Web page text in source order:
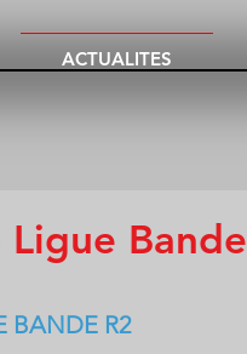
ACTUALITES
Bande
BANDE R2